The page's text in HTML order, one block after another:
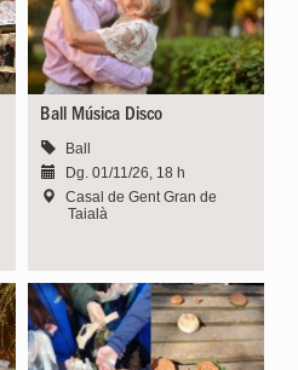
Ball Música Disco
Ball
Dg. 01/11/26, 18 h
Casal de Gent Gran de
Taialà